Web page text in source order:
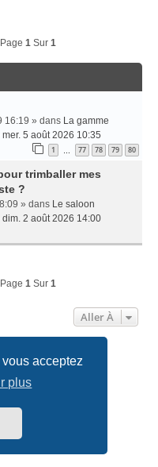
acceptez
plus
1Sur 1
16:19 » dans La gamme
mer. 5 août 2026 10:35
1 77 78 79 80
trimballer mes
?
» dans Le saloon
dim. 2 août 2026 14:00
1Sur 1
Aller À